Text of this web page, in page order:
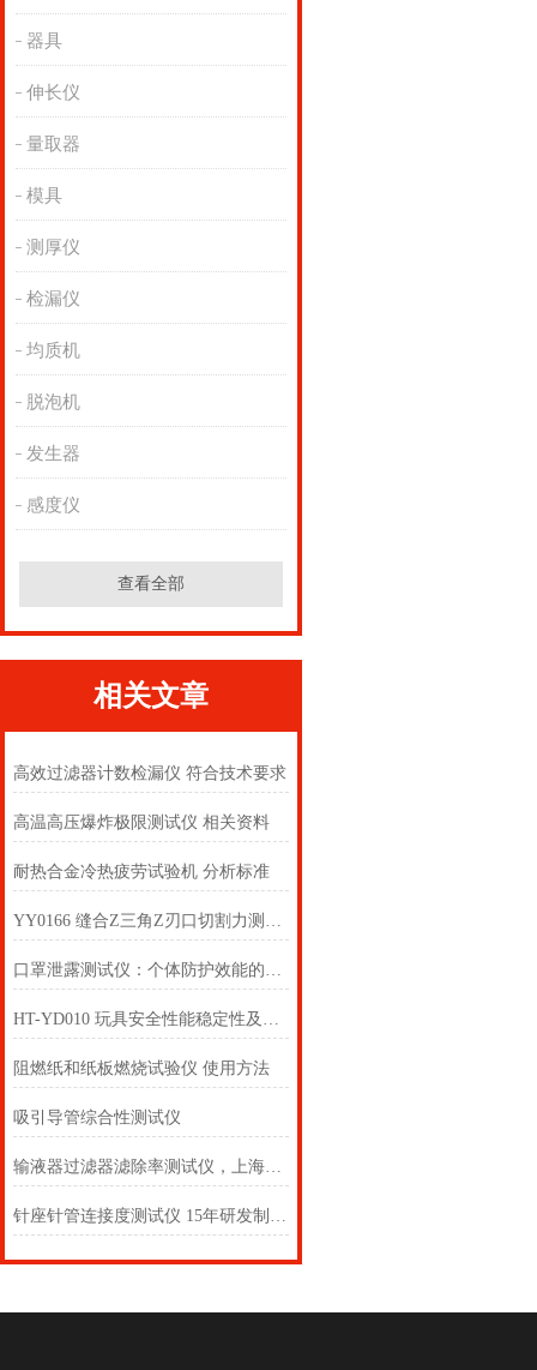
器具
伸长仪
量取器
模具
测厚仪
检漏仪
均质机
脱泡机
发生器
感度仪
查看全部
相关文章
高效过滤器计数检漏仪 符合技术要求
高温高压爆炸极限测试仪 相关资料
耐热合金冷热疲劳试验机 分析标准
YY0166 缝合Z三角Z刃口切割力测试仪 为何备受关注？上海徽涛！
口罩泄露测试仪：个体防护效能的科学评估仪器
HT-YD010 玩具安全性能稳定性及超载测试仪 用途说明
阻燃纸和纸板燃烧试验仪 使用方法
吸引导管综合性测试仪
输液器过滤器滤除率测试仪，上海徽涛产品知识
针座针管连接度测试仪 15年研发制造经验！靠谱，值得信耐！上海徽涛！